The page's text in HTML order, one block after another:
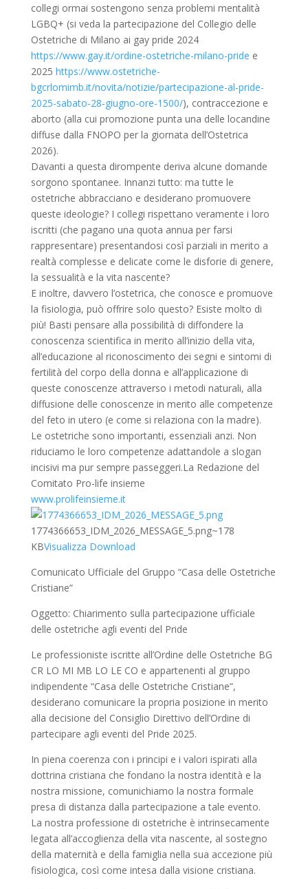
collegi ormai sostengono senza problemi mentalità
LGBQ+ (si veda la partecipazione del Collegio delle
Ostetriche di Milano ai gay pride 2024
https://www.gay.it/ordine-ostetriche-milano-pride e
2025 https://www.ostetriche-
bgcrlomimb.it/novita/notizie/partecipazione-al-pride-
2025-sabato-28-giugno-ore-1500/), contraccezione e
aborto (alla cui promozione punta una delle locandine
diffuse dalla FNOPO per la giornata dell’Ostetrica
2026).
Davanti a questa dirompente deriva alcune domande
sorgono spontanee. Innanzi tutto: ma tutte le
ostetriche abbracciano e desiderano promuovere
queste ideologie? I collegi rispettano veramente i loro
iscritti (che pagano una quota annua per farsi
rappresentare) presentandosi così parziali in merito a
realtà complesse e delicate come le disforie di genere,
la sessualità e la vita nascente?
E inoltre, davvero l’ostetrica, che conosce e promuove
la fisiologia, può offrire solo questo? Esiste molto di
più! Basti pensare alla possibilità di diffondere la
conoscenza scientifica in merito all’inizio della vita,
all’educazione al riconoscimento dei segni e sintomi di
fertilità del corpo della donna e all’applicazione di
queste conoscenze attraverso i metodi naturali, alla
diffusione delle conoscenze in merito alle competenze
del feto in utero (e come si relaziona con la madre).
Le ostetriche sono importanti, essenziali anzi. Non
riduciamo le loro competenze adattandole a slogan
incisivi ma pur sempre passeggeri.La Redazione del
Comitato Pro-life insieme
www.prolifeinsieme.it
1774366653_IDM_2026_MESSAGE_5.png~178
KBVisualizza Download
Comunicato Ufficiale del Gruppo “Casa delle Ostetriche
Cristiane”
Oggetto: Chiarimento sulla partecipazione ufficiale
delle ostetriche agli eventi del Pride
Le professioniste iscritte all’Ordine delle Ostetriche BG
CR LO MI MB LO LE CO e appartenenti al gruppo
indipendente “Casa delle Ostetriche Cristiane”,
desiderano comunicare la propria posizione in merito
alla decisione del Consiglio Direttivo dell’Ordine di
partecipare agli eventi del Pride 2025.
In piena coerenza con i principi e i valori ispirati alla
dottrina cristiana che fondano la nostra identità e la
nostra missione, comunichiamo la nostra formale
presa di distanza dalla partecipazione a tale evento.
La nostra professione di ostetriche è intrinsecamente
legata all’accoglienza della vita nascente, al sostegno
della maternità e della famiglia nella sua accezione più
fisiologica, così come intesa dalla visione cristiana.